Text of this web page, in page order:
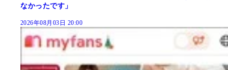
なかったです」
2026年08月03日 20:00